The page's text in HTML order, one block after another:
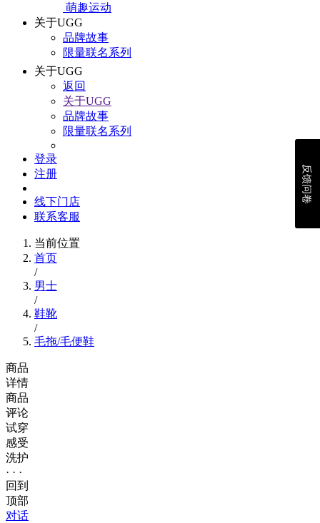
萌趣运动
关于UGG
品牌故事
限量联名系列
关于UGG
返回
关于UGG
品牌故事
限量联名系列
登录
注册
线下门店
联系客服
当前位置
首页
/
男士
/
鞋靴
/
毛拖/毛便鞋
商品
详情
商品
评论
试穿
感受
洗护
· · ·
回到
顶部
对话
反馈问卷